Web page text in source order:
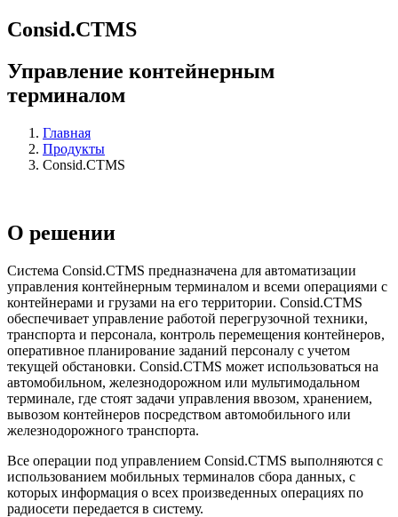
Consid.CTMS
Управление контейнерным
терминалом
Главная
Продукты
Consid.CTMS
О решении
Система Consid.СTMS предназначена для автоматизации
управления контейнерным терминалом и всеми операциями с
контейнерами и грузами на его территории. Consid.CTMS
обеспечивает управление работой перегрузочной техники,
транспорта и персонала, контроль перемещения контейнеров,
оперативное планирование заданий персоналу с учетом
текущей обстановки. Consid.CTMS может использоваться на
автомобильном, железнодорожном или мультимодальном
терминале, где стоят задачи управления ввозом, хранением,
вывозом контейнеров посредством автомобильного или
железнодорожного транспорта.
Все операции под управлением Consid.CTMS выполняются с
использованием мобильных терминалов сбора данных, с
которых информация о всех произведенных операциях по
радиосети передается в систему.